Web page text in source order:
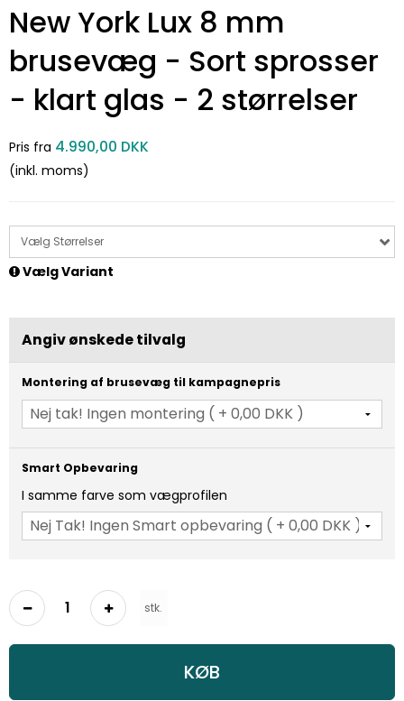
New York Lux 8 mm
brusevæg - Sort sprosser
- klart glas - 2 størrelser
Pris fra 4.990,00 DKK
(inkl. moms)
Vælg Størrelser
Vælg Variant
Angiv ønskede tilvalg
Montering af brusevæg til kampagnepris
Smart Opbevaring
I samme farve som vægprofilen
stk.
KØB